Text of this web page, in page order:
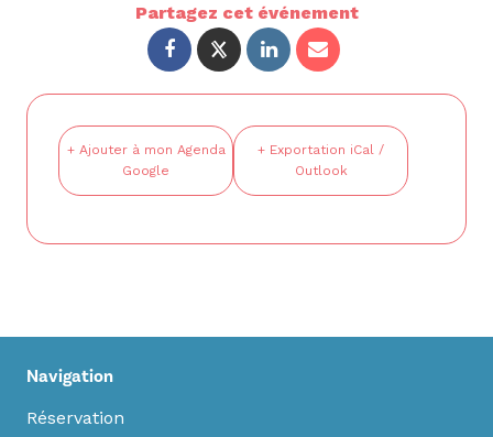
Partagez cet événement
+ Ajouter à mon Agenda
Google
+ Exportation iCal /
Outlook
Navigation
Réservation